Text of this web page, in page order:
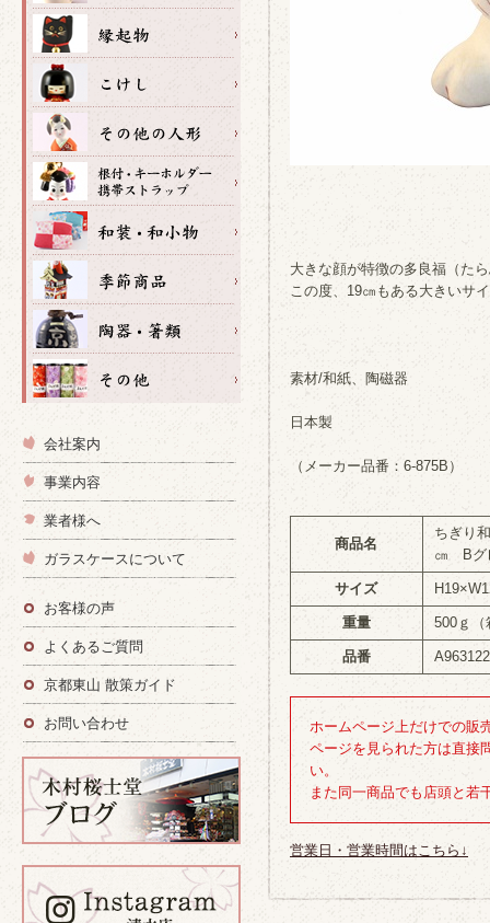
大きな顔が特徴の多良福（た
この度、19㎝もある大きいサ
素材/和紙、陶磁器
日本製
（メーカー品番：6-875B）
商品名
ちぎり
㎝ Bグ
サイズ
重量 500ｇ（
品番 A963122
ホームページ上だけでの販
ページを見られた方は直接
い。
また同一商品でも店頭と若
営業日・営業時間はこちら↓
会社案内
事業内容
業者様へ
ガラスケースについて
お客様の声
よくあるご質問
京都東山 散策ガイド
お問い合わせ